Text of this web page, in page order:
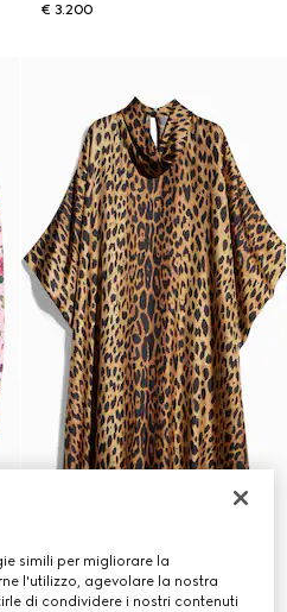
€ 3.200
simili per migliorare la
l'utilizzo, agevolare la nostra
di condividere i nostri contenuti